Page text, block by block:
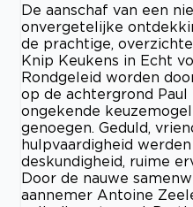
De aanschaf van een
onvergetelijke
de prachtige,
Knip Keukens in Echt
Rondgeleid worden
op de achtergrond
ongekende
genoegen. Geduld,
hulpvaardigheid
deskundigheid, ruime
Door de nauwe
aannemer Antoine